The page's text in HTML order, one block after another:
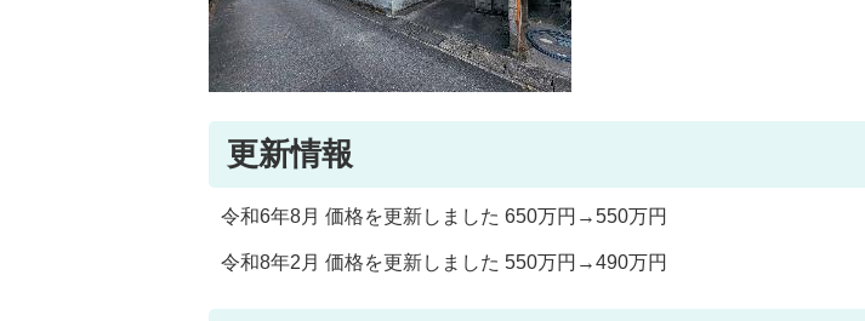
更新情報
令和6年8月 価格を更新しました 650万円→550万円
令和8年2月 価格を更新しました 550万円→490万円